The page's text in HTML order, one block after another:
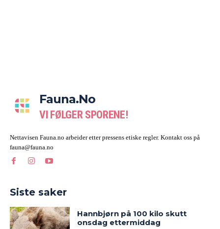
Fauna.no
VI FØLGER SPORENE!
Nettavisen Fauna.no arbeider etter pressens etiske regler. Kontakt oss på
fauna@fauna.no
Siste saker
Hannbjørn på 100 kilo skutt
onsdag ettermiddag